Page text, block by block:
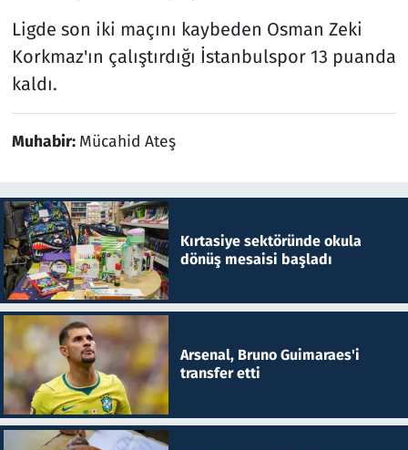
Ligde son iki maçını kaybeden Osman Zeki
Korkmaz'ın çalıştırdığı İstanbulspor 13 puanda
kaldı.
Muhabir: Mücahid Ateş
Kırtasiye sektöründe okula
dönüş mesaisi başladı
Arsenal, Bruno Guimaraes'i
transfer etti